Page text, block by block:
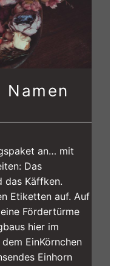
Namen
an… mit
Das
das Käffken.
Etiketten auf. Auf
Fördertürme
hier im
EinKörnchen
Einhorn